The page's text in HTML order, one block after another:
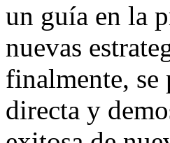
un guía en la
nuevas
finalmente, se
directa y